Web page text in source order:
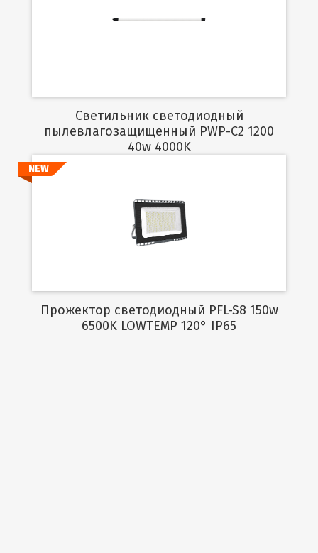
Светильник светодиодный
пылевлагозащищенный PWP-C2 1200
40w 4000K
Подробнее
NEW
Прожектор светодиодный PFL-S8 150w
6500K LOWTEMP 120° IP65